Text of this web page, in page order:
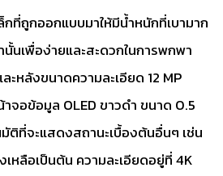
ที่ถูกออกแบบมาให้มีน้ำหนักที่เบามาก
นเพื่อง่ายและสะดวกในการพกพา
หลังขนาดความละเอียด 12 MP
จอข้อมูล OLED ขาวดำ ขนาด 0.5
ติที่จะแสดงสถานะเบื้องต้นอื่นๆ เช่น
หลือเป็นต้น ความละเอียดอยู่ที่ 4K